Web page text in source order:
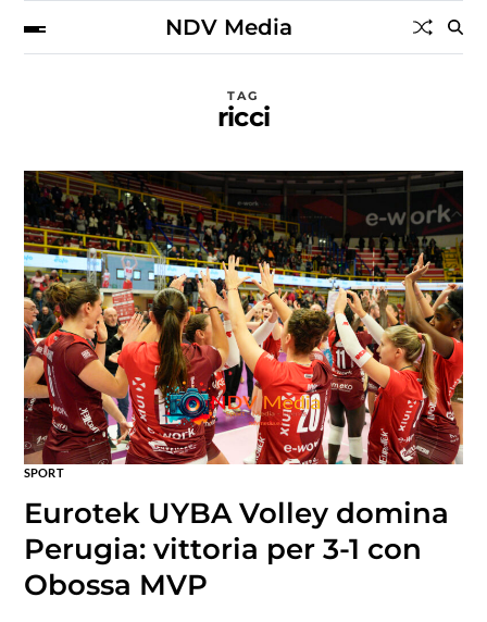
NDV Media
TAG
ricci
SPORT
Eurotek UYBA Volley domina
Perugia: vittoria per 3-1 con
Obossa MVP